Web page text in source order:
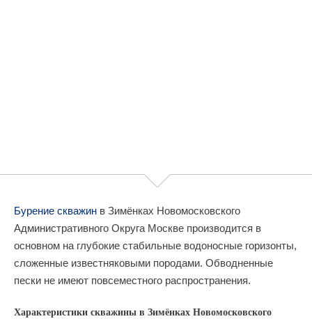
Бурение скважин в Зимёнках Новомосковского
Административного Округа Москве производится в
основном на глубокие стабильные водоносные горизонты,
сложенные известняковыми породами. Обводненные
пески не имеют повсеместного распространения.
Характеристики скважины в Зимёнках Новомосковского